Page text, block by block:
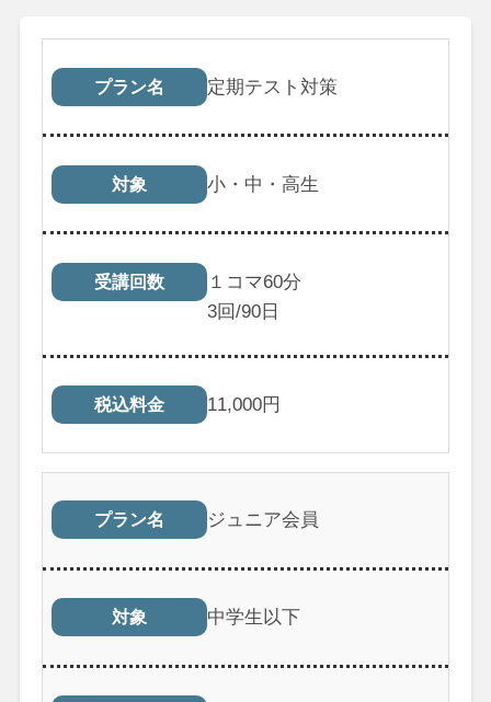
プラン名 対象 受講回数
プラン名 定期テスト対策
対象 小・中・高生
受講回数
１コマ60分
3回/90日
税込料金 11,000円
プラン名 ジュニア会員
対象 中学生以下